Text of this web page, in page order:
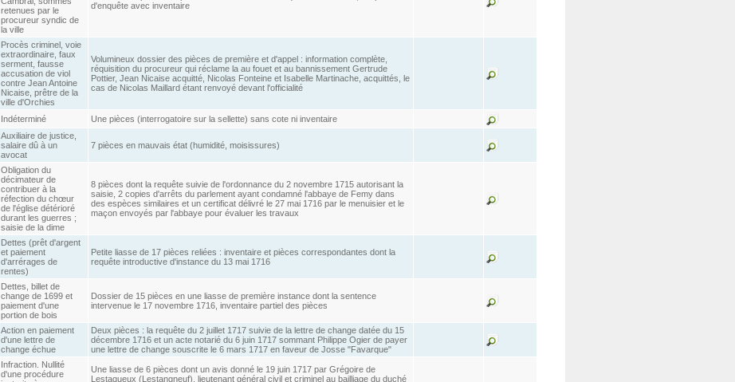
retenues par le
procureur syndic de
la ville
d'enquête avec inventaire
Procès criminel, voie
extraordinaire, faux
serment, fausse
accusation de viol
contre Jean Antoine
Nicaise, prêtre de la
ville d'Orchies
Volumineux dossier des pièces de première et d'appel : information complète,
réquisition du procureur qui réclame la au fouet et au bannissement Gertrude
Pottier, Jean Nicaise acquitté, Nicolas Fonteine et Isabelle Martinache, acquittés, le
cas de Nicolas Maillard étant renvoyé devant l'officialité
Indéterminé Une pièces (interrogatoire sur la sellette) sans cote ni inventaire
Auxiliaire de justice,
salaire dû à un
avocat
7 pièces en mauvais état (humidité, moisissures)
Obligation du
décimateur de
contribuer à la
réfection du chœur
de l'église détérioré
durant les guerres ;
saisie de la dime
8 pièces dont la requête suivie de l'ordonnance du 2 novembre 1715 autorisant la
saisie, 2 copies d'arrêts du parlement ayant condamné l'abbaye de Femy dans
des espèces similaires et un certificat délivré le 27 mai 1716 par le menuisier et le
maçon envoyés par l'abbaye pour évaluer les travaux
Dettes (prêt d'argent
et paiement
d'arrérages de
rentes)
Petite liasse de 17 pièces reliées : inventaire et pièces correspondantes dont la
requête introductive d'instance du 13 mai 1716
Dettes, billet de
change de 1699 et
paiement d'une
portion de bois
Dossier de 15 pièces en une liasse de première instance dont la sentence
intervenue le 17 novembre 1716, inventaire partiel des pièces
Action en paiement
d'une lettre de
change échue
Deux pièces : la requête du 2 juillet 1717 suivie de la lettre de change datée du 15
décembre 1716 et un acte notarié du 6 juin 1717 sommant Philippe Ogier de payer
une lettre de change souscrite le 6 mars 1717 en faveur de Josse "Favarque"
Infraction. Nullité
d'une procédure
Une liasse de 6 pièces dont un avis donné le 19 juin 1717 par Grégoire de
Lestaqueux (Lestangneuf), lieutenant général civil et criminel au bailliage du duché